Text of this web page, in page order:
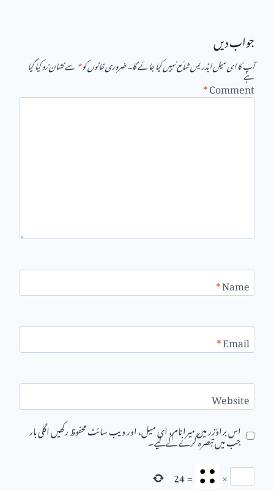
جواب دیں
آپ کا ای میل ایڈریس شائع نہیں کیا جائے گا۔ضروری خانوں کو*سے نشان زد کیا گیا ہے
Comment
*
Name
*
Email
*
Website
اس براؤزر میں میرا نام، ای میل، اور ویب سائٹ محفوظ رکھیں اگلی بار
جب میں تبصرہ کرنے کےلیے۔
×
=
24